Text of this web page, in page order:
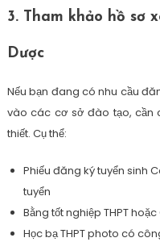
3. Tham khảo hồ sơ
Dược
Nếu bạn đang có nhu cầu
vào các cơ sở đào tạo, cần
thiết. Cụ thể:
Phiếu đăng ký tuyển sinh
tuyển
Bằng tốt nghiệp THPT
Học bạ THPT photo có